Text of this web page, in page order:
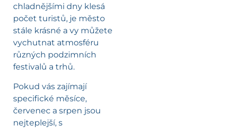
chladnějšími dny klesá
počet turistů, je město
stále krásné a vy můžete
vychutnat atmosféru
různých podzimních
festivalů a trhů.
Pokud vás zajímají
specifické měsíce,
červenec a srpen jsou
nejteplejší, s